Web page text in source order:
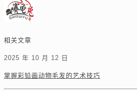
相关文章
2025 年 10 月 12 日
掌握彩铅画动物毛发的艺术技巧